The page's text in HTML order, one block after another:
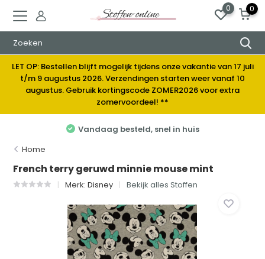
0 0
LET OP: Bestellen blijft mogelijk tijdens onze vakantie van 17 juli
t/m 9 augustus 2026. Verzendingen starten weer vanaf 10
augustus. Gebruik kortingscode ZOMER2026 voor extra
zomervoordeel! **
Vandaag besteld, snel in huis
Home
French terry geruwd minnie mouse mint
Merk:Disney Bekijk alles Stoffen